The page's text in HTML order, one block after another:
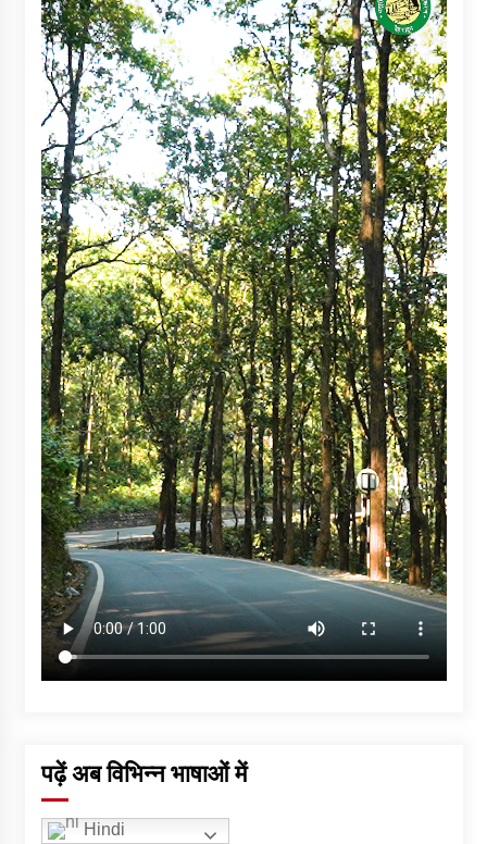
पढ़ें अब विभिन्न भाषाओं में
Hindi